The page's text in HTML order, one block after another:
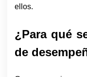
ellos.
¿Para qué
de